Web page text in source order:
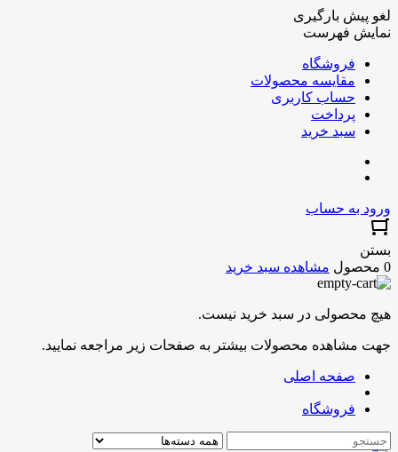
لغو پیش بارگیری
نمایش فهرست
فروشگاه
مقایسه محصولات
حساب کاربری
پرداخت
سبد خرید
ورود به حساب
بستن
0 محصول
مشاهده سبد خرید
هیچ محصولی در سبد خرید نیست.
جهت مشاهده محصولات بیشتر به صفحات زیر مراجعه نمایید.
صفحه اصلی
فروشگاه